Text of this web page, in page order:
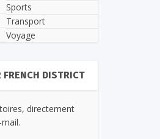
Sports
Transport
Voyage
FRENCH DISTRICT
directement